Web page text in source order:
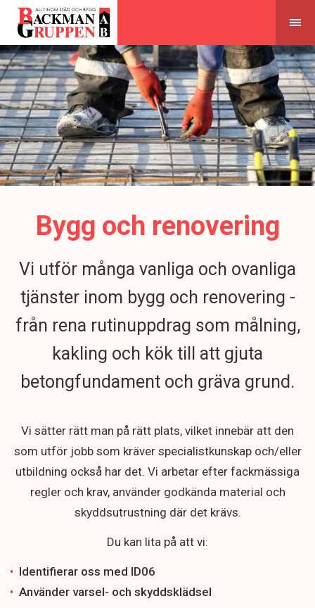
Skip
content
Bygg och renovering
Vi utför många vanliga och ovanliga
tjänster inom bygg och renovering -
från rena rutinuppdrag som målning,
kakling och kök till att gjuta
betongfundament och gräva grund.
Vi sätter rätt man på rätt plats, vilket innebär att den
som utför jobb som kräver specialistkunskap och/eller
utbildning också har det. Vi arbetar efter fackmässiga
regler och krav, använder godkända material och
skyddsutrustning där det krävs.
Du kan lita på att vi:
Identifierar oss med ID06
Använder varsel- och skyddsklädsel